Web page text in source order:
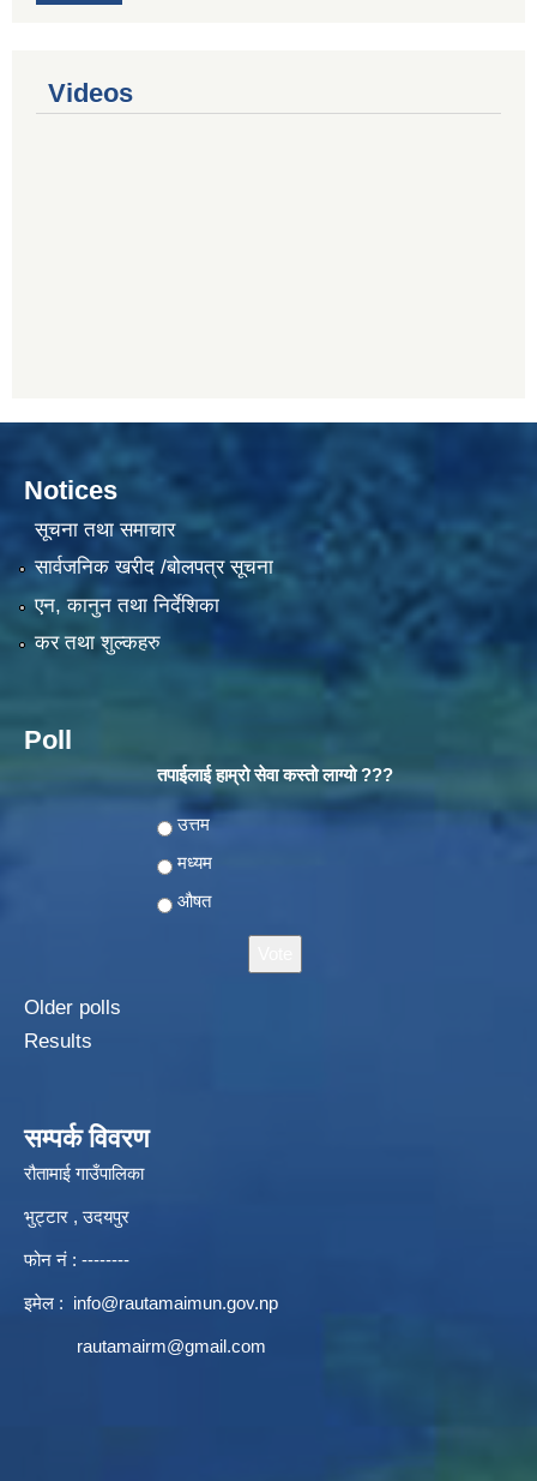
Videos
Notices
सूचना तथा समाचार
सार्वजनिक खरीद /बोलपत्र सूचना
एन, कानुन तथा निर्देशिका
कर तथा शुल्कहरु
Poll
तपाईलाई हाम्रो सेवा कस्तो लाग्यो ???
Choices
उत्तम
मध्यम
औषत
Older polls
Results
सम्पर्क विवरण
रौतामाई गाउँपालिका
भुट्टार , उदयपुर
फोन नं : --------
इमेल : info@rautamaimun.gov.np
rautamairm@gmail.com